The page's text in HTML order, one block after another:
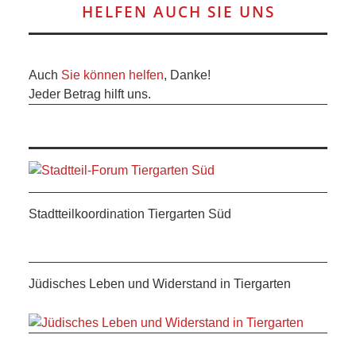
HELFEN AUCH SIE UNS
Auch Sie können helfen, Danke!
Jeder Betrag hilft uns.
Stadtteilkoordination Tiergarten Süd
Jüdisches Leben und Widerstand in Tiergarten